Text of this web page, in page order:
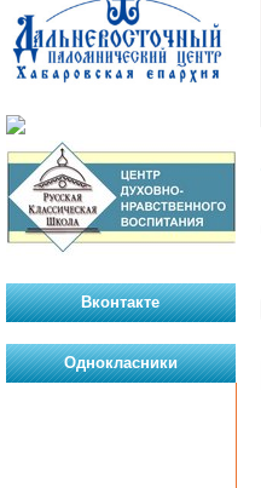
Вконтакте
Однокласники